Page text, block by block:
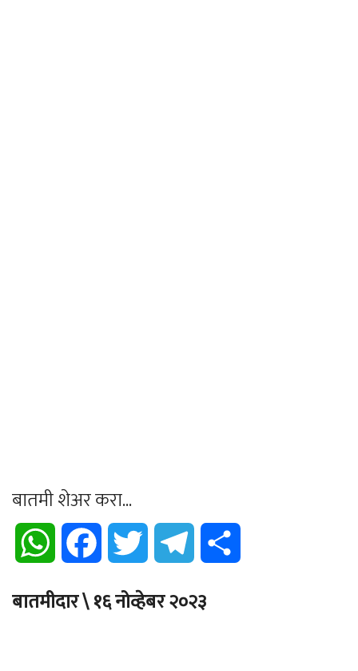
बातमी शेअर करा...
WhatsApp Facebook Twitter Telegram
बातमीदार \ १६ नोव्हेबर २०२३